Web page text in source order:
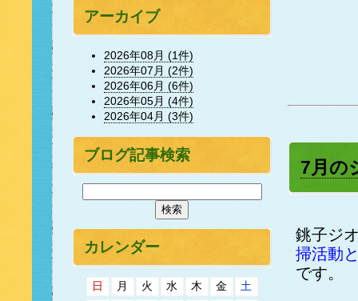
7月の
銚子ジ
掃活動
です。
アーカイブ
2026年08月 (1件)
2026年07月 (2件)
2026年06月 (6件)
2026年05月 (4件)
2026年04月 (3件)
ブログ記事検索
カレンダー
日 月 火 水 木 金
土